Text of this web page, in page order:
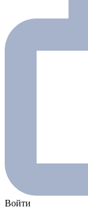
Войти